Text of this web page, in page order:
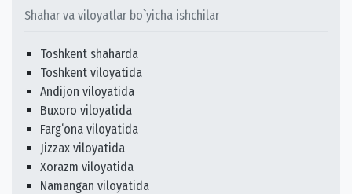
Shahar va viloyatlar bo`yicha ishchilar
Toshkent shaharda
Toshkent viloyatida
Andijon viloyatida
Buxoro viloyatida
Fargʻona viloyatida
Jizzax viloyatida
Xorazm viloyatida
Namangan viloyatida